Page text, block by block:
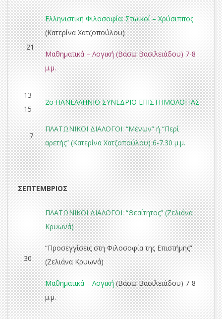
21
Ελληνιστική Φιλοσοφία: Στωικοί – Χρύσιππος
(Κατερίνα Χατζοπούλου)
Μαθηματικά – Λογική(Βάσω Βασιλειάδου) 7-8
μ.μ.
13-
15
2ο ΠΑΝΕΛΛΗΝΙΟ ΣΥΝΕΔΡΙΟ ΕΠΙΣΤΗΜΟΛΟΓΙΑΣ
7
ΠΛΑΤΩΝΙΚΟΙ ΔΙΑΛΟΓΟΙ:“Μένων” ή “Περί
αρετής” (Κατερίνα Χατζοπούλου) 6-7.30 μ.μ.
ΣΕΠΤΕΜΒΡΙΟΣ
30
ΠΛΑΤΩΝΙΚΟΙ ΔΙΑΛΟΓΟΙ: “Θεαίτητος” (Ζελιάνα
Κρυωνά)
“Προσεγγίσεις στη Φιλοσοφία της Επιστήμης”
(Ζελιάνα Κρυωνά)
Μαθηματικά – Λογική(Βάσω Βασιλειάδου) 7-8
μ.μ.